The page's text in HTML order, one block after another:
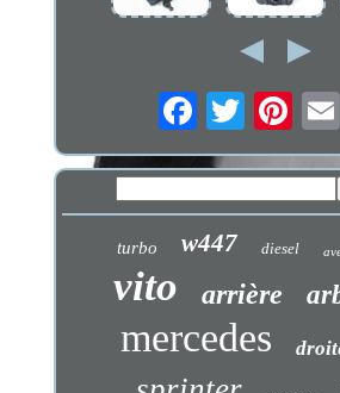
turbo w447 diesel
vito arrière
mercedes